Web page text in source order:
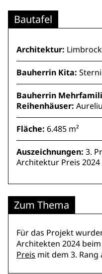
Bautafel
Architektur:
Bauherrin Kita:
Bauherrin
Reihenhäuser:
Fläche: 6.485 m²
Auszeichnungen: 3.
Architektur Preis 2024
Zum Thema
Für das Projekt
Architekten 2024 beim
Preis mit dem 3. Rang